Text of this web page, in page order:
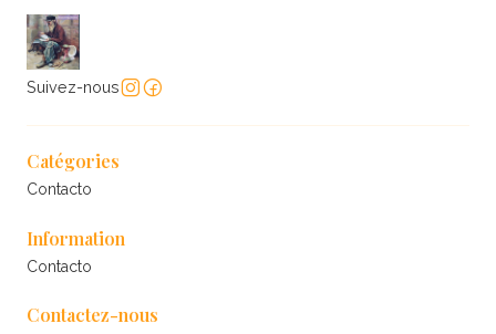
Suivez-nous
Catégories
Contacto
Information
Contacto
Contactez-nous